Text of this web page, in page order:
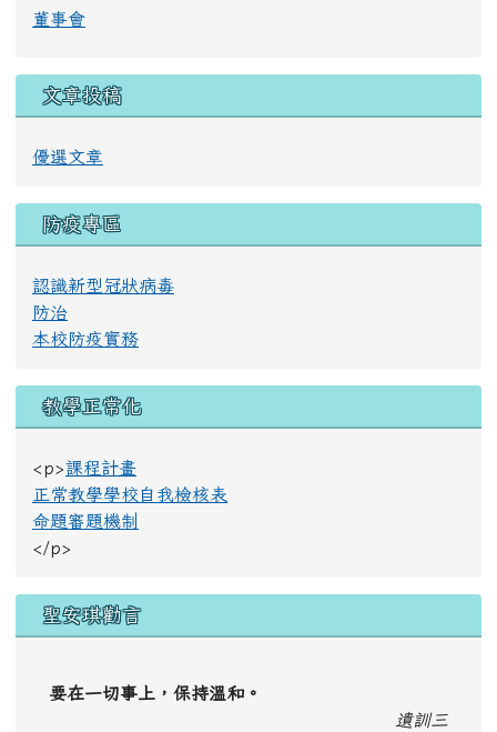
董事會
文章投稿
優選文章
防疫專區
認識新型冠狀病毒
防治
本校防疫實務
教學正常化
<p>課程計畫
正常教學學校自我檢核表
命題審題機制
</p>
聖安琪勸言
要在一切事上，保持溫和。
遺訓三